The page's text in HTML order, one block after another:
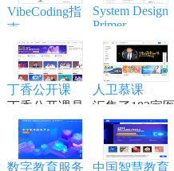
VibeCoding指
南
一个通过与 AI
结对编程，将
想法变为现实
的终极工作站
System Design
Primer
帮助开发者学
习大型系统设
计原理、备战
技术面试，是
系统设计领域
的权威学习资
源。
丁香公开课
丁香公开课是
将传统线下授
课搬到网络平
台
人卫慕课
汇集了182家医
学高等院校的
顶尖资源
数字教育服务
中国智慧教育